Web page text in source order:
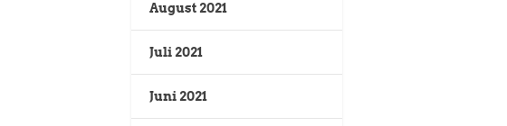
August 2021
Juli 2021
Juni 2021